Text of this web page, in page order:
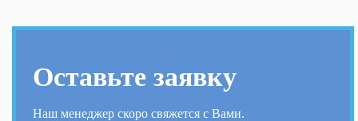
Оставьте заявку
Наш менеджер скоро свяжется с Вами.